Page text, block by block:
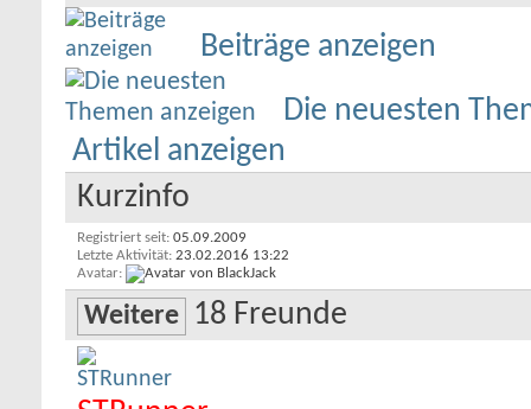
Beiträge anzeigen
Die neuesten
Artikel anzeigen
Kurzinfo
Registriert seit 05.09.2009
Letzte Aktivität 23.02.2016 13:22
Avatar
Weitere 18 Freunde